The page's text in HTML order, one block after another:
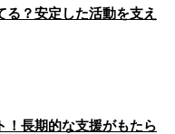
？安定した活動を支え
！長期的な支援がもたら